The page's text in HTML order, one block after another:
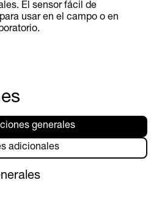
El sensor fácil de
usar en el campo o en
generales
adicionales